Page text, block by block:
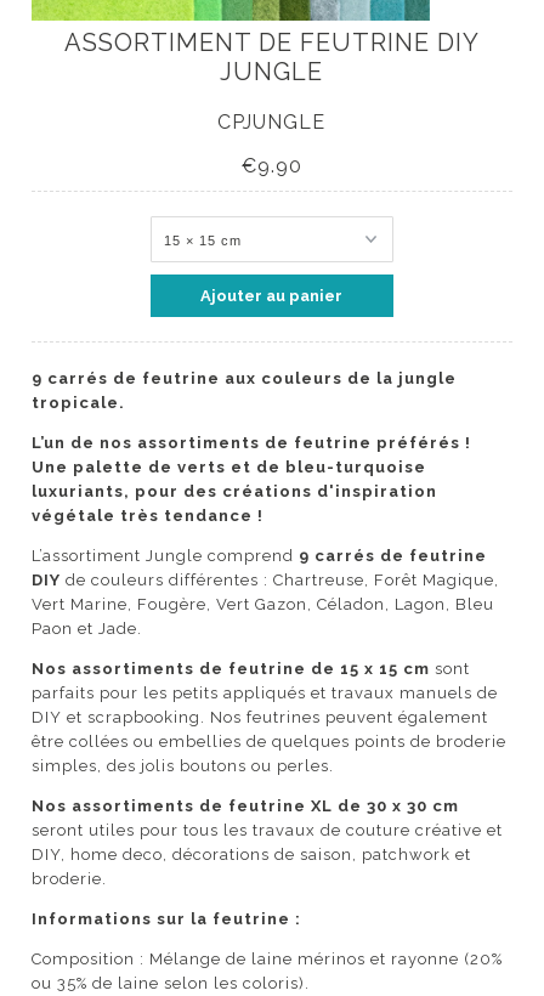
ASSORTIMENT DE FEUTRINE DIY
JUNGLE
CPJUNGLE
€9.90
9 carrés de feutrine aux couleurs de la jungle
tropicale.
L’un de nos assortiments de feutrine préférés !
Une palette de verts et de bleu-turquoise
luxuriants, pour des créations d'inspiration
végétale très tendance !
L’assortiment Jungle comprend 9 carrés de feutrine
DIY de couleurs différentes : Chartreuse, Forêt Magique,
Vert Marine, Fougère, Vert Gazon, Céladon, Lagon, Bleu
Paon et Jade.
Nos assortiments de feutrine de 15 x 15 cm sont
parfaits pour les petits appliqués et travaux manuels de
DIY et scrapbooking. Nos feutrines peuvent également
être collées ou embellies de quelques points de broderie
simples, des jolis boutons ou perles.
Nos assortiments de feutrine XL de 30 x 30 cm
seront utiles pour tous les travaux de couture créative et
DIY, home deco, décorations de saison, patchwork et
broderie.
Informations sur la feutrine :
Composition : Mélange de laine mérinos et rayonne (20%
ou 35% de laine selon les coloris).
À propos